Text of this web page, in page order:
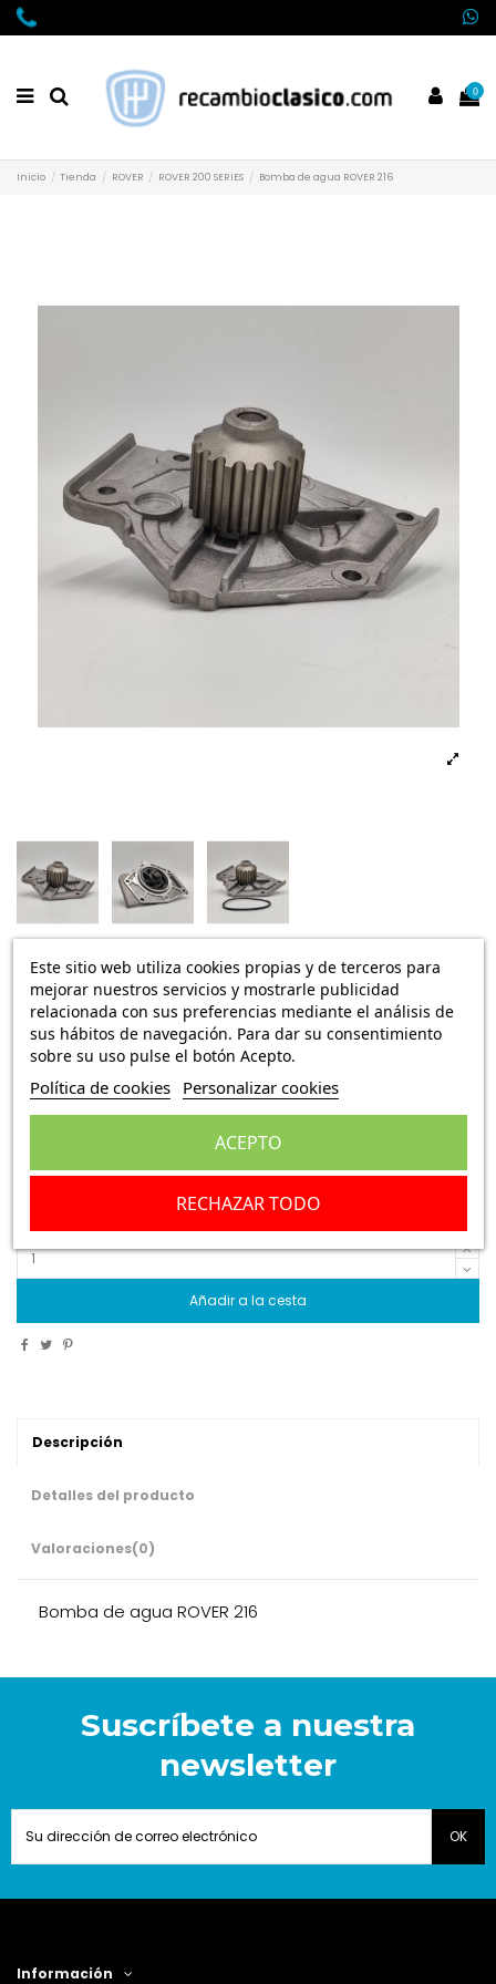
0
Inicio Tienda ROVER ROVER 200 SERIES Bomba de agua ROVER 216
Disponible
Bomba de agua ROVER 216
Ref.: SOU2040008
63,97 € 8,49 €Envío Peninsula
Bomba de agua ROVER 216
Añadir a la cesta
Descripción
Detalles del producto
Valoraciones(0)
Bomba de agua ROVER 216
Suscríbete a nuestra
newsletter
Información
Este sitio web utiliza cookies propias y de terceros para
mejorar nuestros servicios y mostrarle publicidad
relacionada con sus preferencias mediante el análisis de
sus hábitos de navegación. Para dar su consentimiento
sobre su uso pulse el botón Acepto.
Política de cookies Personalizar cookies
RECHAZAR TODO
ACEPTO